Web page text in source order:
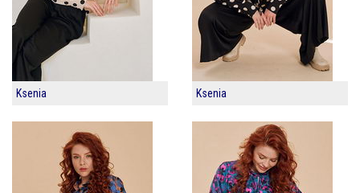
Ksenia Ksenia